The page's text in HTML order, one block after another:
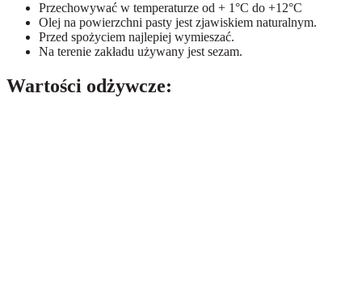
Przechowywać w temperaturze od + 1°C do +12°C
Olej na powierzchni pasty jest zjawiskiem naturalnym.
Przed spożyciem najlepiej wymieszać.
Na terenie zakładu używany jest sezam.
Wartości odżywcze: